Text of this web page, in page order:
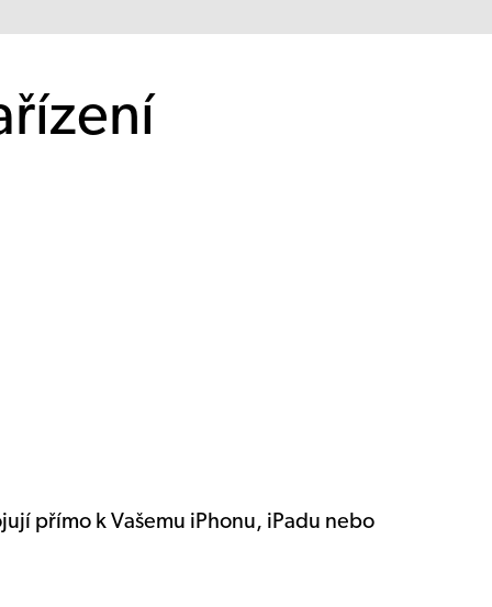
přímo k Vašemu iPhonu, iPadu nebo